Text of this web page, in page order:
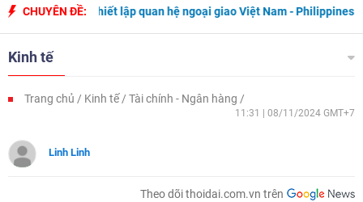
CHUYÊN ĐỀ:
năm ngày thiết lập quan hệ ngoại giao Việt Nam - Philippines
Kinh tế
Trang chủ Kinh tế Tài chính - Ngân hàng
11:31 | 08/11/2024 GMT+7
Linh Linh
Theo dõi thoidai.com.vn trên